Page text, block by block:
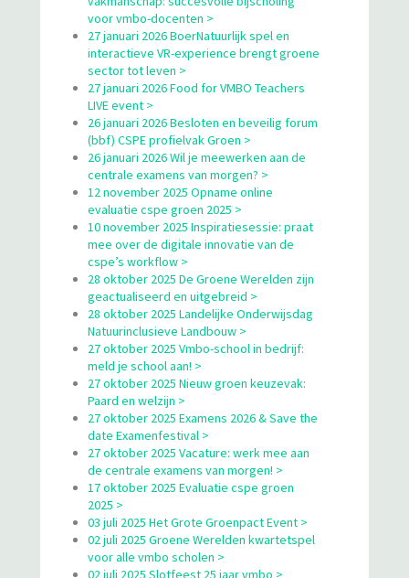
voor vmbo-docenten >
27 januari 2026 BoerNatuurlijk spel en
interactieve VR-experience brengt groene
sector tot leven >
27 januari 2026 Food for VMBO Teachers
LIVE event >
26 januari 2026 Besloten en beveilig forum
(bbf) CSPE profielvak Groen >
26 januari 2026 Wil je meewerken aan de
centrale examens van morgen? >
12 november 2025 Opname online
evaluatie cspe groen 2025 >
10 november 2025 Inspiratiesessie: praat
mee over de digitale innovatie van de
cspe’s workflow >
28 oktober 2025 De Groene Werelden zijn
geactualiseerd en uitgebreid >
28 oktober 2025 Landelijke Onderwijsdag
Natuurinclusieve Landbouw >
27 oktober 2025 Vmbo-school in bedrijf:
meld je school aan! >
27 oktober 2025 Nieuw groen keuzevak:
Paard en welzijn >
27 oktober 2025 Examens 2026 & Save the
date Examenfestival >
27 oktober 2025 Vacature: werk mee aan
de centrale examens van morgen! >
17 oktober 2025 Evaluatie cspe groen
2025 >
03 juli 2025 Het Grote Groenpact Event >
02 juli 2025 Groene Werelden kwartetspel
voor alle vmbo scholen >
02 juli 2025 Slotfeest 25 jaar vmbo >